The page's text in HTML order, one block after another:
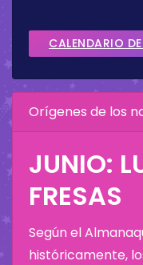
CALENDARIO
Orígenes de los
JUNIO:
FRESAS
Según el
históricamente,